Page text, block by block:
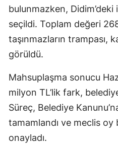
bulunmazken,
seçildi. Toplam değeri
taşınmazların trampası,
görüldü.
Mahsuplaşma sonucu
milyon TL’lik fark,
Süreç, Belediye
tamamlandı ve meclis oy
onayladı.